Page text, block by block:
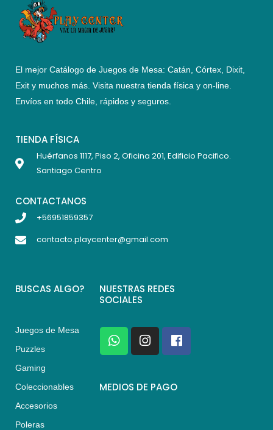
El mejor Catálogo de Juegos de Mesa: Catán, Córtex, Dixit,
Exit y muchos más. Visita nuestra tienda física y on-line.
Envíos en todo Chile, rápidos y seguros
TIENDA FÍSICA
Huérfanos 1117, Piso 2, Oficina 201, Edificio Pacifico.
Santiago Centro
CONTACTANOS
+56951859357
contacto.playcenter@gmail.com
BUSCAS ALGO?
Juegos de Mesa
Puzzles
Gaming
Coleccionables
Accesorios
Poleras
NUESTRAS REDES
SOCIALES
W
h
a
s
I
n
s
a
F
a
c
b
MEDIOS DE PAGO